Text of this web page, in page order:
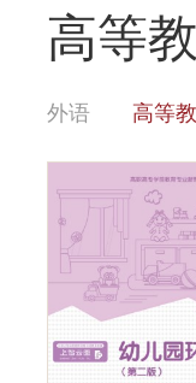
高等
外语 高等